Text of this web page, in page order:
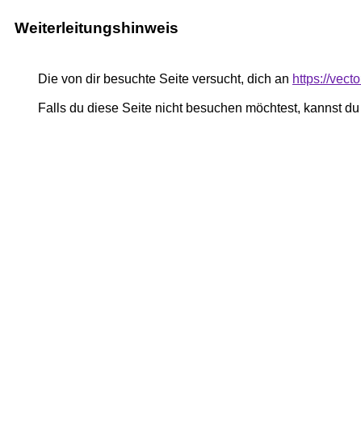
Weiterleitungshinweis
Die von dir besuchte Seite versucht, dich an https://
Falls du diese Seite nicht besuchen möchtest, kannst du